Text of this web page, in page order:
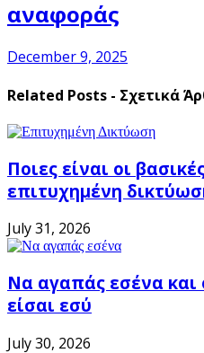
αναφοράς
December 9, 2025
Related Posts - Σχετικά
Ποιες είναι οι
επιτυχημένη
July 31, 2026
Να αγαπάς εσένα και
είσαι εσύ
July 30, 2026